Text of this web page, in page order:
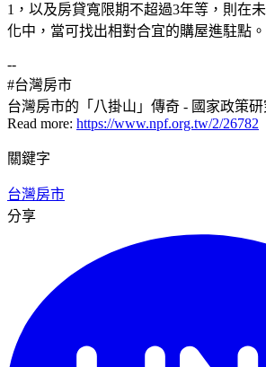
1，以及房貸寬限期不超過3年等，則在
化中，當可找出相對合宜的購屋進駐點。
--
#台灣房市
台灣房市的「八掛山」傳奇 - 國家政策
Read more: https://www.npf.org.tw/2/26782
關鍵字
台灣房市
分享